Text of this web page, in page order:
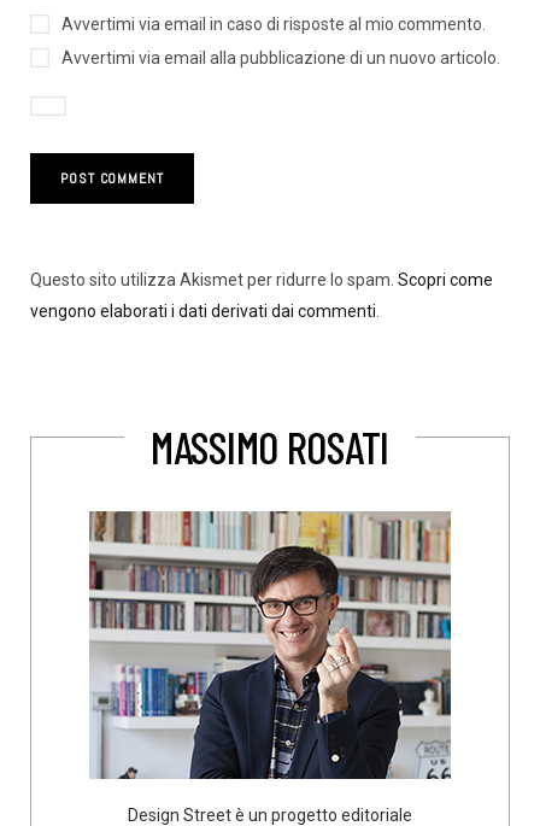
Avvertimi via email in caso di risposte al mio commento.
Avvertimi via email alla pubblicazione di un nuovo articolo.
Questo sito utilizza Akismet per ridurre lo spam. Scopri come
vengono elaborati i dati derivati dai commenti.
MASSIMO ROSATI
Design Street è un progetto editoriale